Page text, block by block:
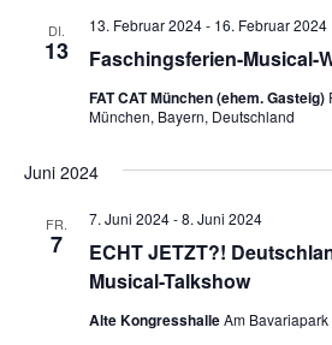
DI.
13 Faschingsferien-Musical-
13. Februar 2024- 16. Februar 2024
FAT CAT München (ehem. Gasteig)
München, Bayern, Deutschland
Juni 2024
FR.
7
ECHT JETZT?!
Musical-Talkshow
7. Juni 2024-8. Juni 2024
Alte KongresshalleAm